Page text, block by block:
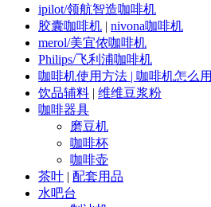
ipilot/领航智造咖啡机
胶囊咖啡机 | nivona咖啡机
merol/美宜侬咖啡机
Philips/飞利浦咖啡机
咖啡机使用方法 | 咖啡机怎么用
饮品辅料 | 维维豆浆粉
咖啡器具
磨豆机
咖啡杯
咖啡壶
茶叶 | 配套用品
水吧台